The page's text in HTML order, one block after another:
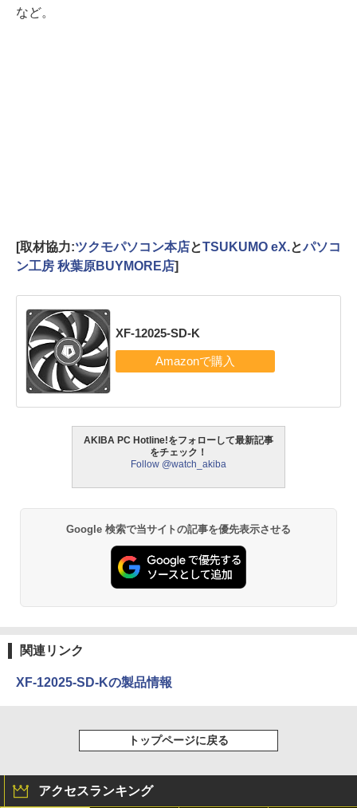
など。
[取材協力:ツクモパソコン本店とTSUKUMO eX.とパソコ
ン工房 秋葉原BUYMORE店]
XF-12025-SD-K
AKIBA PC Hotline!をフォローして最新記事
をチェック！
Follow @watch_akiba
Google 検索で当サイトの記事を優先表示させる
関連リンク
XF-12025-SD-Kの製品情報
トップページに戻る
アクセスランキング